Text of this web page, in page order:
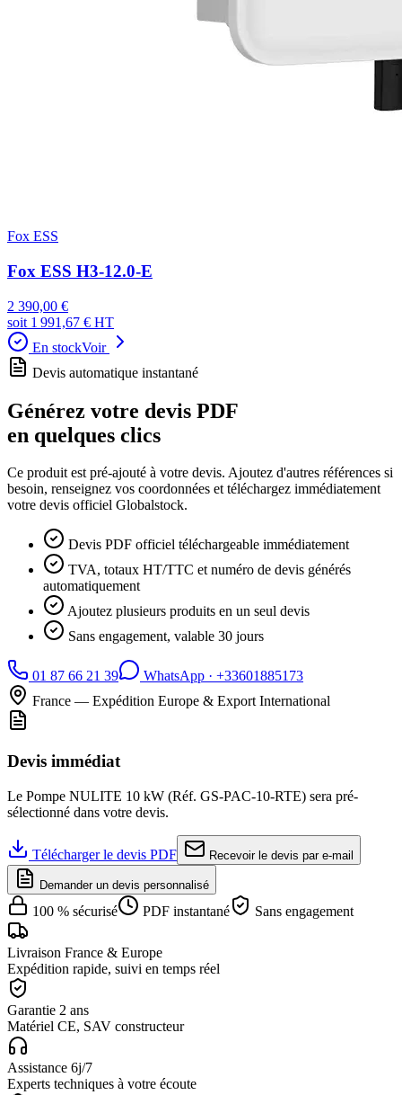
Fox ESS
Fox ESS H3-12.0-E
2 390,00 €
soit 1 991,67 € HT
En stockVoir
Devis automatique instantané
Générez votre devis PDF
en quelques clics
Ce produit est pré-ajouté à votre devis. Ajoutez d'autres références si
besoin, renseignez vos coordonnées et téléchargez immédiatement
votre devis officiel Globalstock.
Devis PDF officiel téléchargeable immédiatement
TVA, totaux HT/TTC et numéro de devis générés
automatiquement
Ajoutez plusieurs produits en un seul devis
Sans engagement, valable 30 jours
01 87 66 21 39 WhatsApp · +33601885173
France — Expédition Europe & Export International
Devis immédiat
Le Pompe NULITE 10 kW (Réf. GS-PAC-10-RTE) sera pré-
sélectionné dans votre devis.
Télécharger le devis PDF Recevoir le devis par e-mail
Demander un devis personnalisé
100 % sécurisé PDF instantané Sans engagement
Livraison France & Europe
Expédition rapide, suivi en temps réel
Garantie 2 ans
Matériel CE, SAV constructeur
Assistance 6j/7
Experts techniques à votre écoute